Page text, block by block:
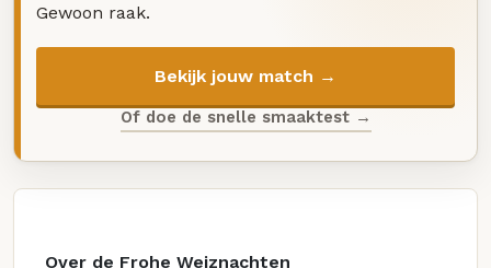
Gewoon raak.
Bekijk jouw match →
Of doe de snelle smaaktest →
Over de Frohe Weiznachten